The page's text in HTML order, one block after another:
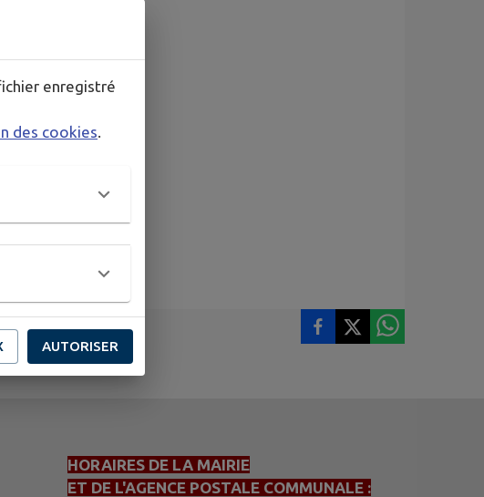
HORAIRES DE LA MAIRIE
ET DE L'AGENCE POSTALE COMMUNALE :
enregistré
des cookies.
AUTORISER